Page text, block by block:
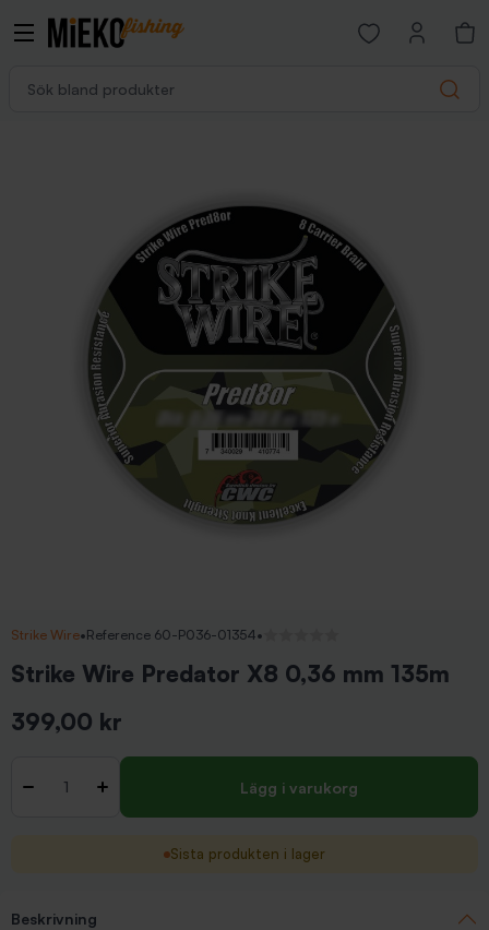
Search
Open favorites
Strike Wire•Reference 60-P036-01354•
Strike Wire Predator X8 0,36 mm 135m
399,00 kr
- + Lägg i varukorg
Sista produkten i lager
Beskrivning